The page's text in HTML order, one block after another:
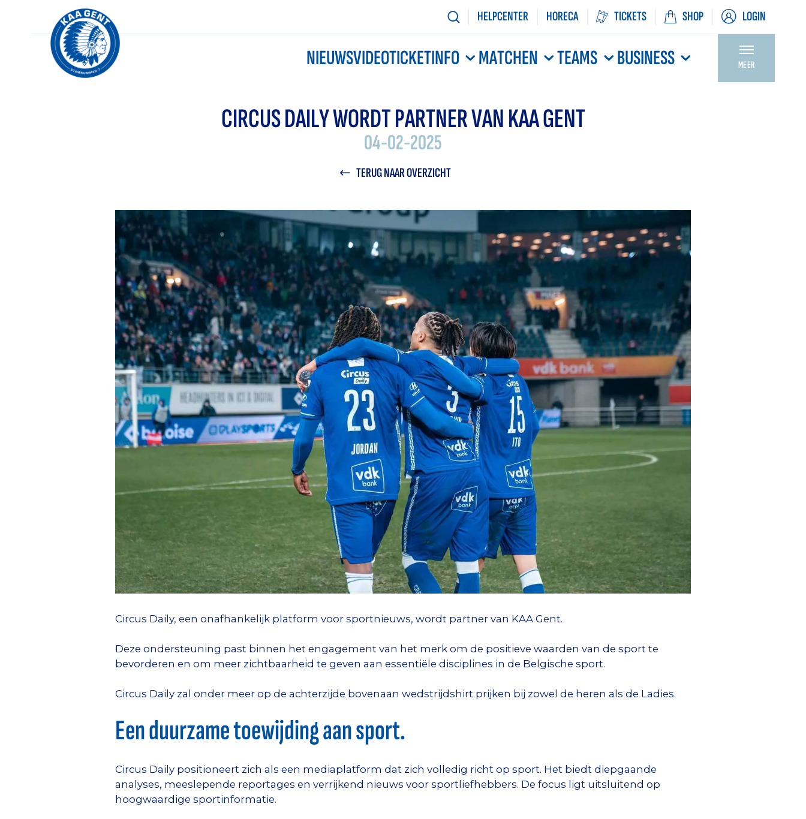
HELPCENTER HORECA TICKETS SHOP LOGIN
NIEUWSVIDEOTICKETINFO MATCHEN TEAMS BUSINESS MEER
CIRCUS DAILY WORDT PARTNER VAN KAA GENT
04-02-2025
TERUG NAAR OVERZICHT
Circus Daily, een onafhankelijk platform voor sportnieuws, wordt partner van KAA Gent.
Deze ondersteuning past binnen het engagement van het merk om de positieve waarden van de sport te
bevorderen en om meer zichtbaarheid te geven aan essentiële disciplines in de Belgische sport.
Circus Daily zal onder meer op de achterzijde bovenaan wedstrijdshirt prijken bij zowel de heren als de Ladies.
Een duurzame toewijding aan sport.
Circus Daily positioneert zich als een mediaplatform dat zich volledig richt op sport. Het biedt diepgaande
analyses, meeslepende reportages en verrijkend nieuws voor sportliefhebbers. De focus ligt uitsluitend op
hoogwaardige sportinformatie.